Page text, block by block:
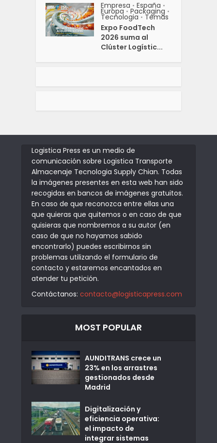
Empresa • España •
Europa • Packaging •
Tecnologia • Temas
Expo FoodTech
2026 suma al
Clúster Logístic...
Logistica Press es un medio de
comunicación sobre Logistica Transporte
Almacenaje Tecnologia Supply Chian. Todas
la imágenes presentes en esta web han sido
recogidas en bancos de imágenes gratuitos.
En caso de que reconozca entre ellas una
que quieras que quitemos o en caso de que
quisieras que nombremos a su autor (en
caso de que no hayamos sabido
encontrarlo) puedes escribirnos sin
problemas utilizando el formulario de
contacto y estaremos encantados en
atender tu petición.
Contáctanos: contacto@logisticapress.com
MOST POPULAR
AUNDITRANS crece un
23% en los arrastres
gestionados desde
Madrid
Digitalización y
eficiencia operativa:
el impacto de
integrar sistemas